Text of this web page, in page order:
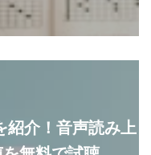
紹介！音声読み上